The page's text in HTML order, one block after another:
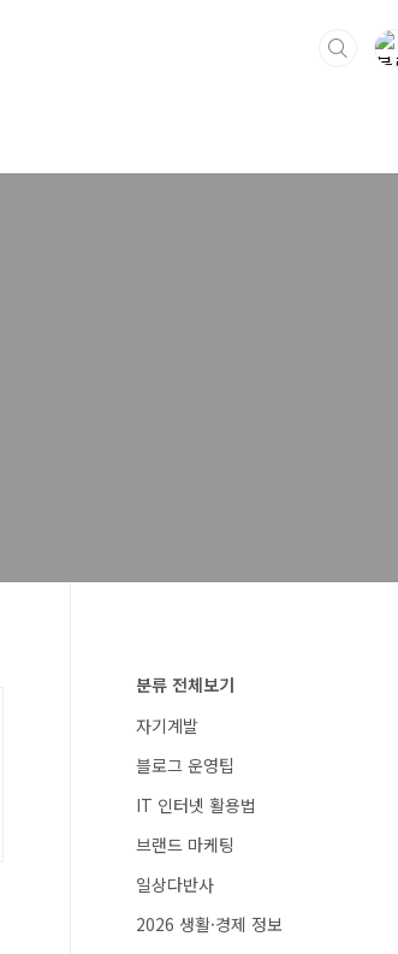
분류 전체보기
자기계발
블로그 운영팁
IT 인터넷 활용법
브랜드 마케팅
일상다반사
2026 생활·경제 정보